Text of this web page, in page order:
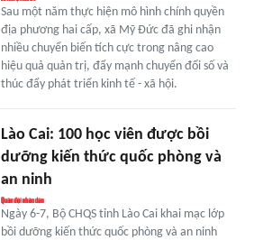
Sau một năm thực hiện mô hình chính quyền
địa phương hai cấp, xã Mỹ Đức đã ghi nhận
nhiều chuyển biến tích cực trong nâng cao
hiệu quả quản trị, đẩy mạnh chuyển đổi số và
thúc đẩy phát triển kinh tế - xã hội.
Lào Cai: 100 học viên được bồi
dưỡng kiến thức quốc phòng và
an ninh
Ngày 6-7, Bộ CHQS tỉnh Lào Cai khai mạc lớp
bồi dưỡng kiến thức quốc phòng và an ninh